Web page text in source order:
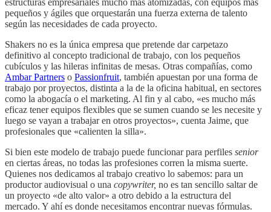
pequeños y ágiles que orquestarán una fuerza externa de talento
según las necesidades de cada proyecto.
Shakers no es la única empresa que pretende dar carpetazo
definitivo al concepto tradicional de trabajo, con los pequeños
cubículos y las hileras infinitas de mesas. Otras compañías, como
Ambar Partners o Passionfruit, también apuestan por una forma de
trabajo por proyectos, distinta a la de la oficina habitual, en sectores
como la abogacía o el marketing. Al fin y al cabo, «es mucho más
eficaz tener equipos flexibles que se sumen cuando se les necesite y
luego se vayan a trabajar en otros proyectos», cuenta Jaime, que
profesionales que «calienten la silla».
Si bien este modelo de trabajo puede funcionar para perfiles senior
en ciertas áreas, no todas las profesiones corren la misma suerte.
Quienes nos dedicamos al trabajo creativo lo sabemos: para un
productor audiovisual o una copywriter, no es tan sencillo saltar de
un proyecto «de alto valor» a otro debido a la estructura del
mercado. Y ahí es donde necesitamos encontrar nuevas fórmulas.